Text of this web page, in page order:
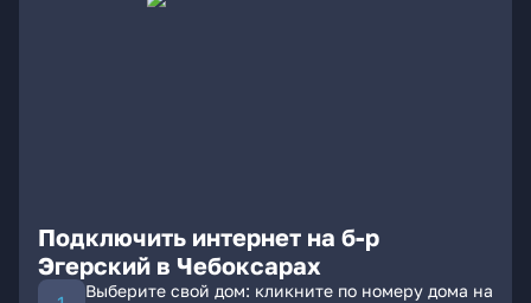
Подключить интернет на б-р
Эгерский в Чебоксарах
Выберите свой дом: кликните по номеру дома на